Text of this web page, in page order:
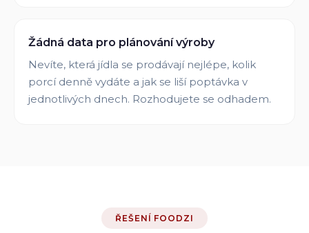
Žádná data pro plánování výroby
Nevíte, která jídla se prodávají nejlépe, kolik
porcí denně vydáte a jak se liší poptávka v
jednotlivých dnech. Rozhodujete se odhadem.
ŘEŠENÍ FOODZI